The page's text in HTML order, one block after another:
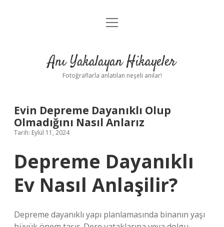
Anasayfa
Yasal Uyarı
menüyü
Anı Yakalayan Hikayeler
Fotoğraflarla anlatılan neşeli anılar!
Evin Depreme Dayanıklı Olup
Olmadığını Nasıl Anlarız
Tarih: Eylül 11, 2024
Depreme Dayanıklı
Ev Nasıl Anlaşilir?
Depreme dayanıklı yapı planlamasında binanın yaşı